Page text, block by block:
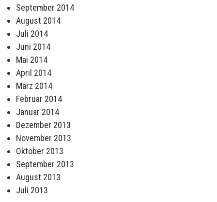
September 2014
August 2014
Juli 2014
Juni 2014
Mai 2014
April 2014
März 2014
Februar 2014
Januar 2014
Dezember 2013
November 2013
Oktober 2013
September 2013
August 2013
Juli 2013